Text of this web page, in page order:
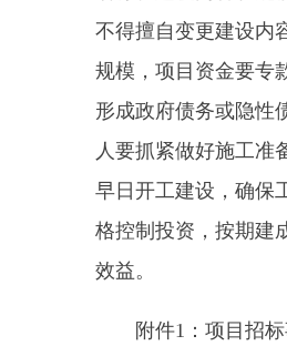
见表。
附件 2：乌恰县吾合沙
善低质村庄片区基础设施
人居环境质量项目综合概
2023年
主办：新疆乌恰县人民政府办公室
政府网站标识码：6530240001